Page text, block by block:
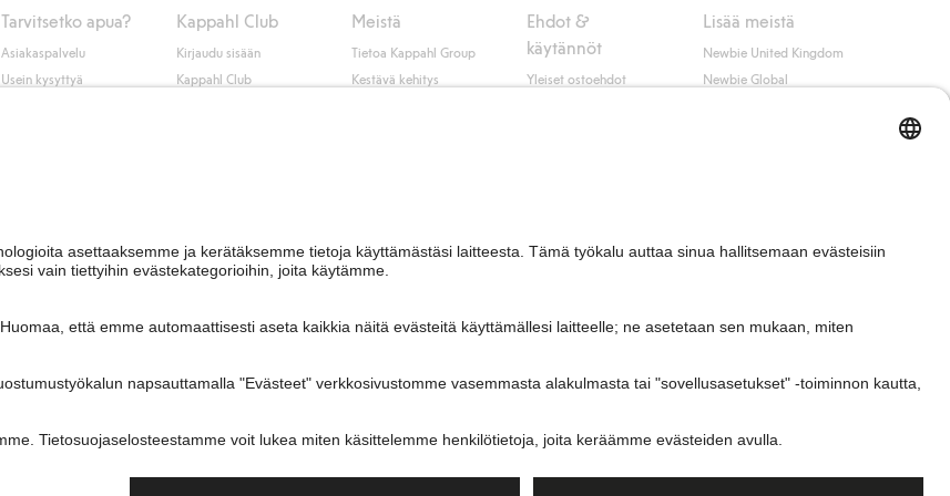
Tarvitsetko apua?
Asiakaspalvelu
Usein kysyttyä
Peru ostoksesi
Kappahl Club
Kirjaudu sisään
Kappahl Club
Meistä
Tietoa Kappahl Group
Kestävä kehitys
Ehdot &
käytännöt
Yleiset ostoehdot
Lisää meistä
Newbie United Kingdom
Newbie Global